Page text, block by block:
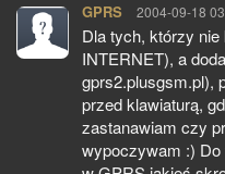
GPRS pisze:
2004-09-18
Dla tych, którzy
INTERNET), a
gprs2.plusgsm.pl),
przed klawiaturą,
zastanawiam czy
wypoczywam :) Do